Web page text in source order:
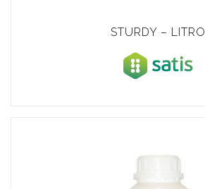
STURDY – LITRO